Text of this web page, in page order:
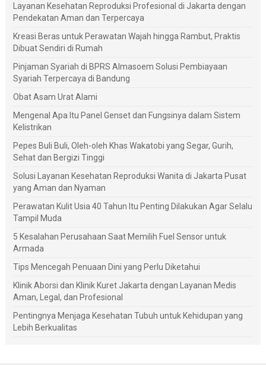
Layanan Kesehatan Reproduksi Profesional di Jakarta dengan
Pendekatan Aman dan Terpercaya
Kreasi Beras untuk Perawatan Wajah hingga Rambut, Praktis
Dibuat Sendiri di Rumah
Pinjaman Syariah di BPRS Almasoem Solusi Pembiayaan
Syariah Terpercaya di Bandung
Obat Asam Urat Alami
Mengenal Apa Itu Panel Genset dan Fungsinya dalam Sistem
Kelistrikan
Pepes Buli Buli, Oleh-oleh Khas Wakatobi yang Segar, Gurih,
Sehat dan Bergizi Tinggi
Solusi Layanan Kesehatan Reproduksi Wanita di Jakarta Pusat
yang Aman dan Nyaman
Perawatan Kulit Usia 40 Tahun Itu Penting Dilakukan Agar Selalu
Tampil Muda
5 Kesalahan Perusahaan Saat Memilih Fuel Sensor untuk
Armada
Tips Mencegah Penuaan Dini yang Perlu Diketahui
Klinik Aborsi dan Klinik Kuret Jakarta dengan Layanan Medis
Aman, Legal, dan Profesional
Pentingnya Menjaga Kesehatan Tubuh untuk Kehidupan yang
Lebih Berkualitas